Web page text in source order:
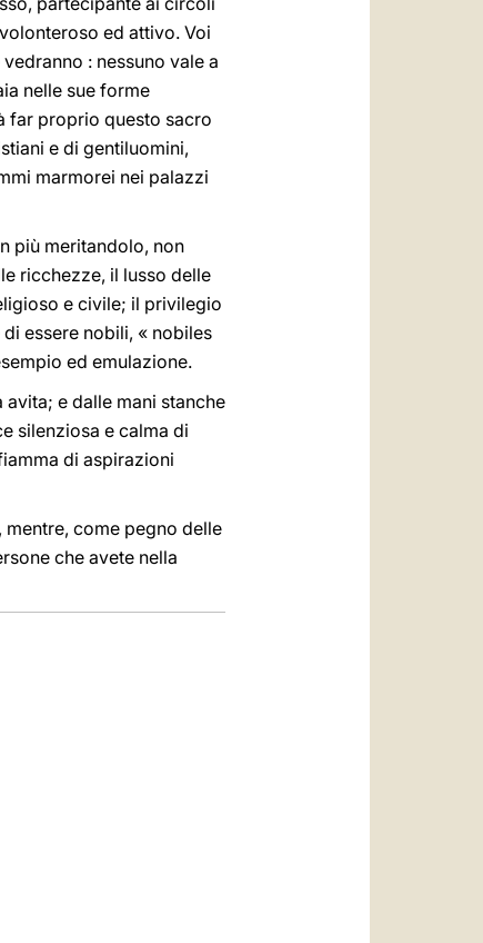
ed attivo. Voi
: nessuno vale a
nelle sue forme
far proprio questo sacro
e di gentiluomini,
marmorei nei palazzi
più meritandolo, non
ricchezze, il lusso delle
e civile; il privilegio
essere nobili, « nobiles
ed emulazione.
e dalle mani stanche
silenziosa e calma di
di aspirazioni
come pegno delle
che avete nella